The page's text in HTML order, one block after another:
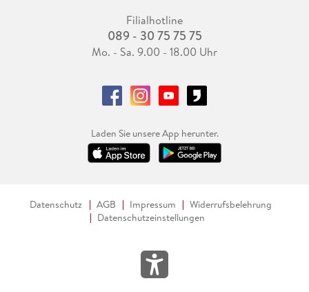
Filialhotline
089 - 30 75 75 75
Mo. - Sa. 9.00 - 18.00 Uhr
Laden Sie unsere App herunter.
Datenschutz AGB Impressum
Widerrufsbelehrung
Datenschutzeinstellungen